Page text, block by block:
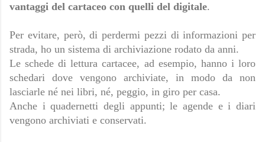
vantaggi del cartaceo con quelli del digitale.
Per evitare, però, di perdermi pezzi di informazioni per
strada, ho un sistema di archiviazione rodato da anni.
Le schede di lettura cartacee, ad esempio, hanno i loro
schedari dove vengono archiviate, in modo da non
lasciarle né nei libri, né, peggio, in giro per casa.
Anche i quadernetti degli appunti; le agende e i diari
vengono archiviati e conservati.